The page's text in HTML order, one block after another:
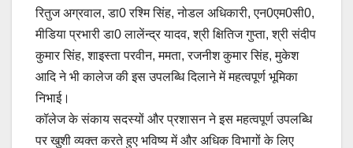
रितुज अग्रवाल, डा0 रश्मि सिंह, नोडल अधिकारी, एन0एम0सी0,
मीडिया प्रभारी डा0 लालेंन्द्र यादव, श्री क्षितिज गुप्ता, श्री संदीप
कुमार सिंह, शाइस्ता परवीन, ममता, रजनीश कुमार सिंह, मुकेश
आदि ने भी कालेज की इस उपलब्धि दिलाने में महत्वपूर्ण भूमिका
निभाई।
कॉलेज के संकाय सदस्यों और प्रशासन ने इस महत्वपूर्ण उपलब्धि
पर खुशी व्यक्त करते हुए भविष्य में और अधिक विभागों के लिए